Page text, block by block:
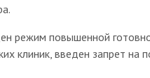
повышенной
клиник, введен запрет